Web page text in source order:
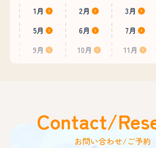
1月 2月 3月
5月
6月 7月
9月
10月 11月
Contact/
お問い合わせ/ご予約